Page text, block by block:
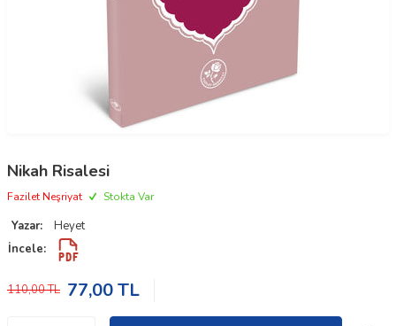
Nikah Risalesi
Fazilet Neşriyat Stokta Var
Yazar:
Heyet
İncele:
110,00TL 77,00TL